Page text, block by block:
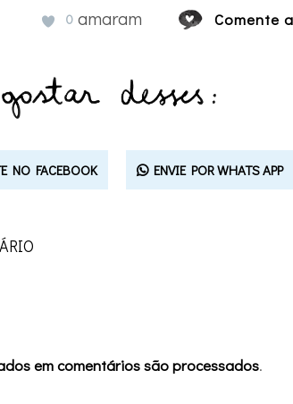
0 amaram Comente
NO FACEBOOK ENVIE POR WHATS APP
em comentários são processados.